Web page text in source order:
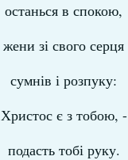
останься в спокою,
жени зі свого серця
сумнів і розпуку:
Христос є з тобою, -
подасть тобі руку.